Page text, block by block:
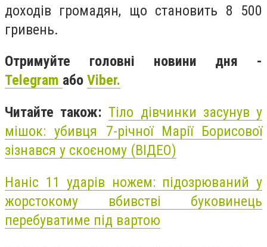
доходів громадян, що становить 8 500
гривень.
Отримуйте головні новини дня -
Telegram або Viber.
Читайте також:Тіло дівчинки засунув у
мішок: убивця 7-річної Марії Борисової
зізнався у скоєному (ВІДЕО)
Наніс 11 ударів ножем: підозрюваний у
жорстокому вбивстві буковинець
перебуватиме під вартою